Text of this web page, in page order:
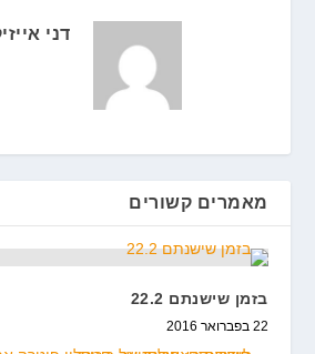
דני
מאמרים קשורים
בזמן שישנתם 22.2
22 בפברואר 2016